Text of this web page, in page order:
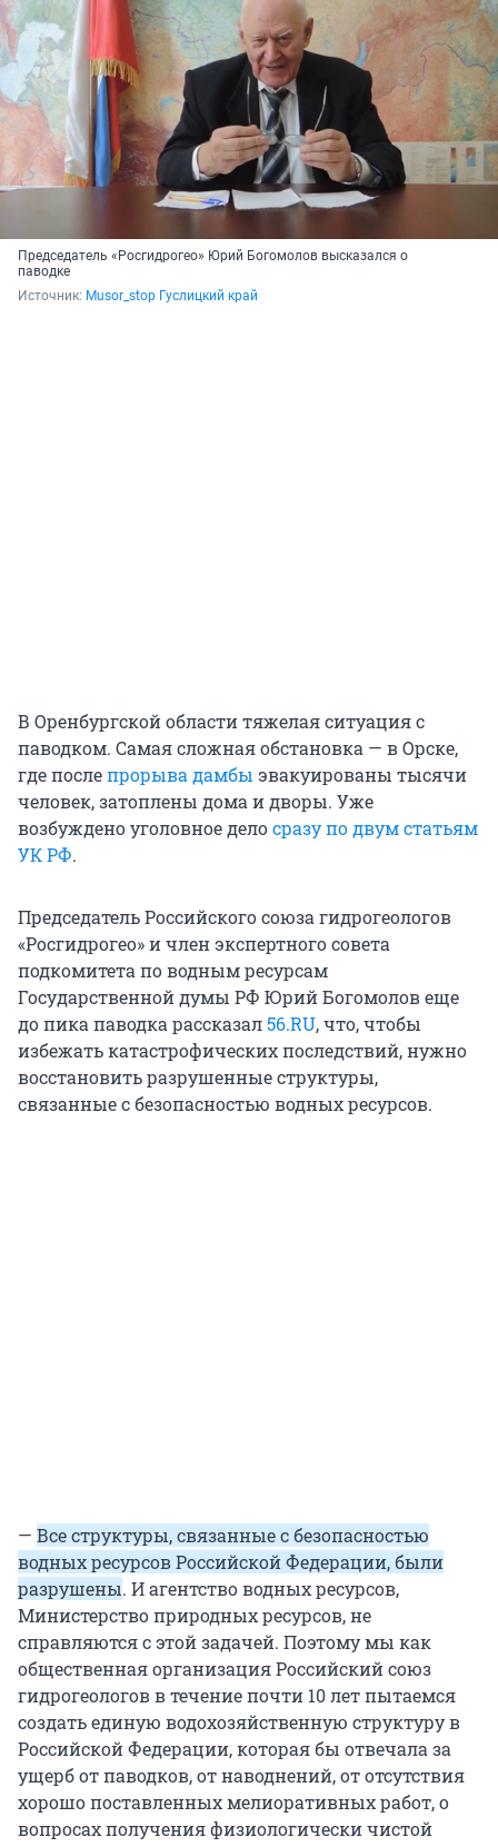
Председатель «Росгидрогео» Юрий Богомолов высказался о
паводке
Источник: Musor_stop Гуслицкий край
В Оренбургской области тяжелая ситуация с
паводком. Самая сложная обстановка — в Орске,
где послепрорыва дамбы эвакуированы тысячи
человек, затоплены дома и дворы. Уже
возбуждено уголовное делосразу по двум статьям
УК РФ.
Председатель Российского союза гидрогеологов
«Росгидрогео» и член экспертного совета
подкомитета по водным ресурсам
Государственной думы РФ Юрий Богомолов еще
до пика паводка рассказал56.RU, что, чтобы
избежать катастрофических последствий, нужно
восстановить разрушенные структуры,
связанные с безопасностью водных ресурсов.
— Все структуры, связанные с безопасностью
водных ресурсов Российской Федерации, были
разрушены. И агентство водных ресурсов,
Министерство природных ресурсов, не
справляются с этой задачей. Поэтому мы как
общественная организация Российский союз
гидрогеологов в течение почти 10 лет пытаемся
создать единую водохозяйственную структуру в
Российской Федерации, которая бы отвечала за
ущерб от паводков, от наводнений, от отсутствия
хорошо поставленных мелиоративных работ, о
вопросах получения физиологически чистой